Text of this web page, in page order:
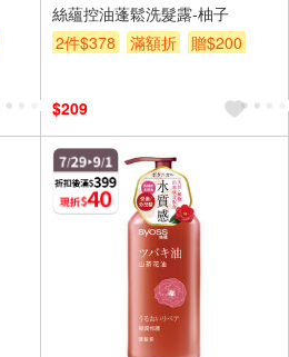
絲蘊控油蓬鬆洗髮露-柚子
2件$378
滿額折 贈$200
$209